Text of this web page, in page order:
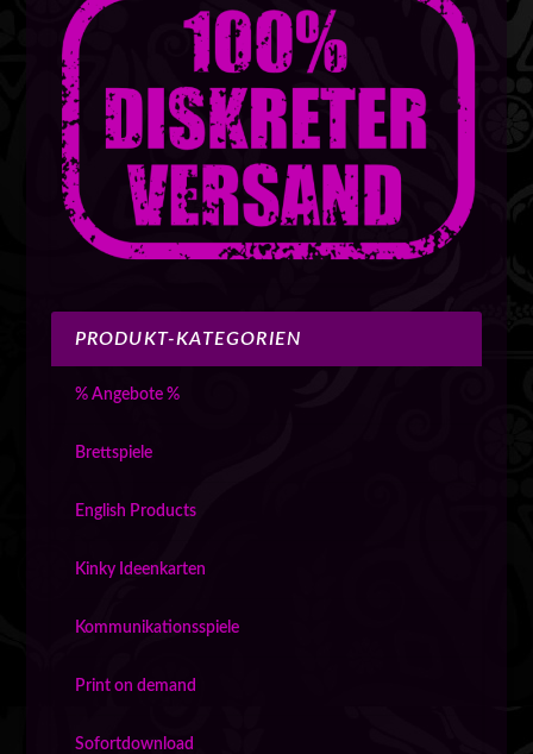
PRODUKT-KATEGORIEN
% Angebote %
Brettspiele
English Products
Kinky Ideenkarten
Kommunikationsspiele
Print on demand
Sofortdownload